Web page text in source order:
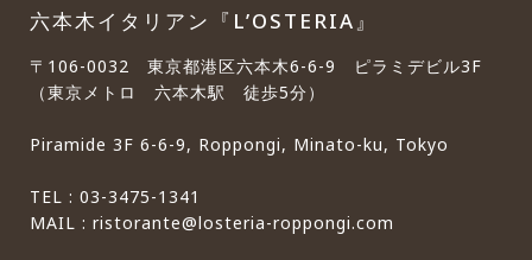
六本木イタリアン『L’OSTERIA』
〒106-0032 東京都港区六本木6-6-9 ピラミデビル3F
（東京メトロ 六本木駅 徒歩5分）
Piramide 3F 6-6-9, Roppongi, Minato-ku, Tokyo
TEL : 03-3475-1341
MAIL : ristorante@losteria-roppongi.com